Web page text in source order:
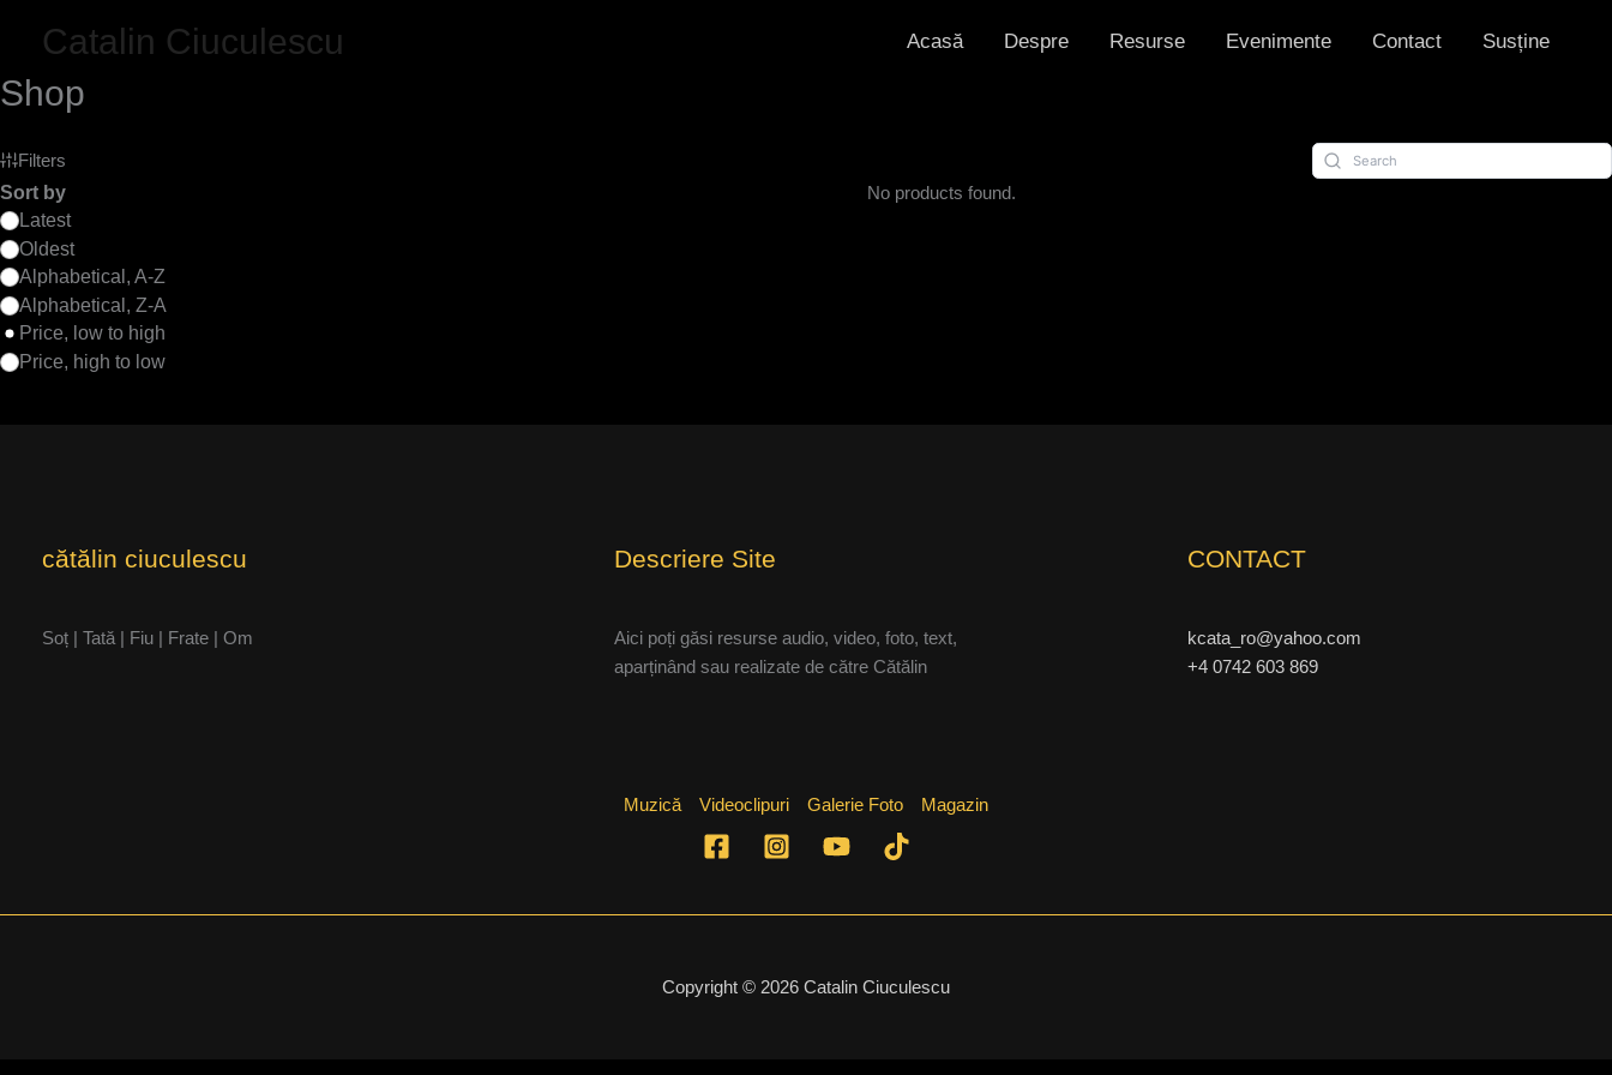
Catalin Ciuculescu Acasă Despre Resurse Evenimente Contact Susține
Shop
Filters
Sort by
Latest
Oldest
Alphabetical, A-Z
Alphabetical, Z-A
Price, low to high
Price, high to low
No products found.
cătălin ciuculescu
Soț | Tată | Fiu | Frate | Om
Descriere Site
Aici poți găsi resurse audio, video, foto, text,
aparținând sau realizate de către Cătălin
CONTACT
kcata_ro@yahoo.com
+4 0742 603 869
Muzică Videoclipuri Galerie Foto Magazin
Copyright © 2026 Catalin Ciuculescu